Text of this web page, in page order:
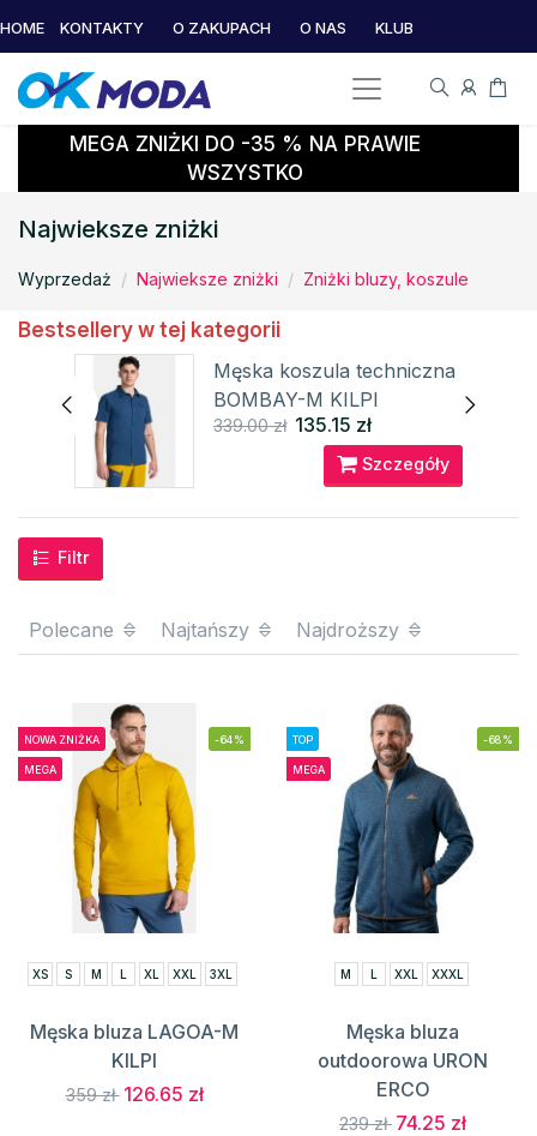
HOME KONTAKTY O ZAKUPACH O NAS KLUB
MEGA ZNIŻKI DO -35 % NA PRAWIE
WSZYSTKO
Najwieksze zniżki
Wyprzedaż Najwieksze zniżki Zniżki bluzy, koszule
Bestsellery w tej kategorii
Męska koszula techniczna
BOMBAY-M KILPI
339.00 zł 135.15 zł
Szczegóły
Filtr
Polecane Najtańszy Najdroższy
NOWA ZNIŻKA
MEGA
-64%
XS S M L XL XXL 3XL
Męska bluza LAGOA-M
KILPI
359 zł 126.65 zł
TOP
MEGA
-68%
M L XXL XXXL
Męska bluza
outdoorowa URON
ERCO
239 zł 74.25 zł